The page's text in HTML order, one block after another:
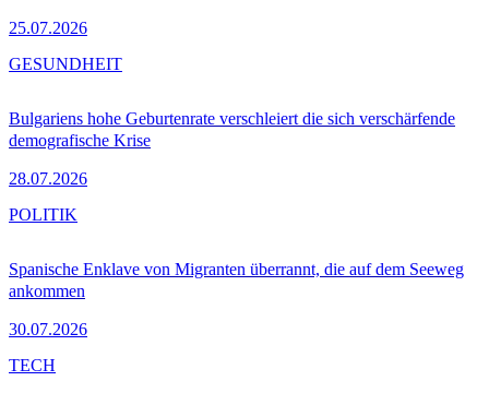
25.07.2026
Bulgariens hohe Geburtenrate verschleiert die sich verschärfende
demografische Krise
28.07.2026
GESUNDHEIT
Spanische Enklave von Migranten überrannt, die auf dem Seeweg
ankommen
30.07.2026
POLITIK
TECH